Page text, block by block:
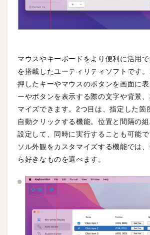
マウスやキーボードをより便利に活用
を搭載したユーティリティソフトです。
押したキーやマウスのボタンを画面に
ーやボタンを表示する際の文字や背景
マイズできます。2つ目は、指定した箇
自動クリックする機能。位置と間隔の
設定して、同時に実行することも可能
ソル外観をカスタマイズする機能では
ら好きなものを選べます。